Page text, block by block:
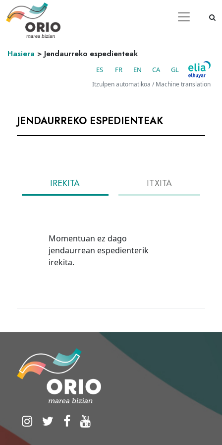
Hasiera >Jendaurreko espedienteak
ES FR EN CA GL
Itzulpen automatikoa / Machine translation
JENDAURREKO ESPEDIENTEAK
IREKITA ITXITA
Momentuan ez dago
jendaurrean espedienterik
irekita.